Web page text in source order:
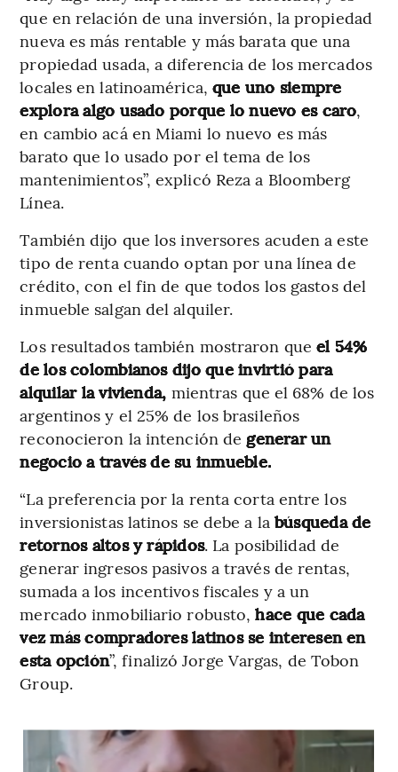
que en relación de una inversión, la propiedad
nueva es más rentable y más barata que una
propiedad usada, a diferencia de los mercados
locales en latinoamérica, que uno siempre
explora algo usado porque lo nuevo es caro,
en cambio acá en Miami lo nuevo es más
barato que lo usado por el tema de los
mantenimientos”, explicó Reza a Bloomberg
Línea.
También dijo que los inversores acuden a este
tipo de renta cuando optan por una línea de
crédito, con el fin de que todos los gastos del
inmueble salgan del alquiler.
Los resultados también mostraron que el 54%
de los colombianos dijo que invirtió para
alquilar la vivienda, mientras que el 68% de los
argentinos y el 25% de los brasileños
reconocieron la intención de generar un
negocio a través de su inmueble.
“La preferencia por la renta corta entre los
inversionistas latinos se debe a la búsqueda de
retornos altos y rápidos. La posibilidad de
generar ingresos pasivos a través de rentas,
sumada a los incentivos fiscales y a un
mercado inmobiliario robusto,hace que cada
vez más compradores latinos se interesen en
esta opción”, finalizó Jorge Vargas, de Tobon
Group.